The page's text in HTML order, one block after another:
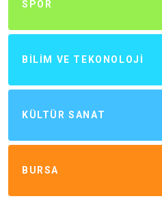
SPOR
BILIM VE TEKONOLOJI
KÜLTÜR SANAT
BURSA